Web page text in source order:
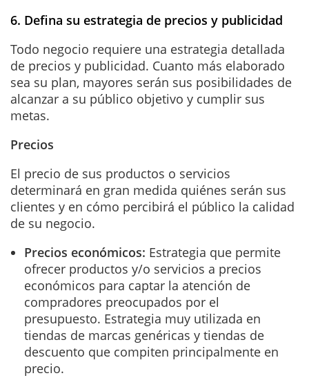
6. Defina su estrategia de precios y publicidad
Todo negocio requiere una estrategia detallada
de precios y publicidad. Cuanto más elaborado
sea su plan, mayores serán sus posibilidades de
alcanzar a su público objetivo y cumplir sus
metas.
Precios
El precio de sus productos o servicios
determinará en gran medida quiénes serán sus
clientes y en cómo percibirá el público la calidad
de su negocio.
Precios económicos: Estrategia que permite
ofrecer productos y/o servicios a precios
económicos para captar la atención de
compradores preocupados por el
presupuesto. Estrategia muy utilizada en
tiendas de marcas genéricas y tiendas de
descuento que compiten principalmente en
precio.